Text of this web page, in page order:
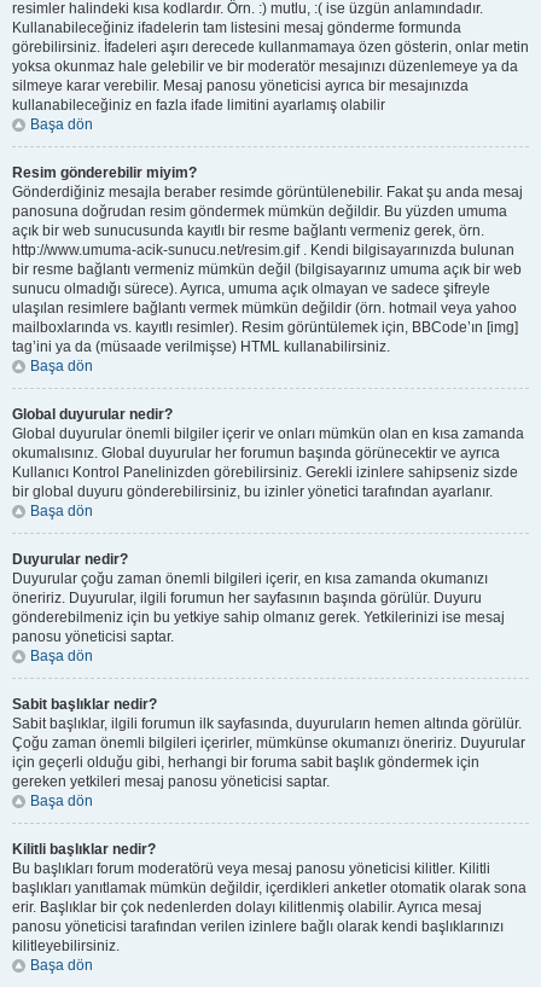
resimler halindeki kısa kodlardır. Örn. :) mutlu, :( ise üzgün anlamındadır.
Kullanabileceğiniz ifadelerin tam listesini mesaj gönderme formunda
görebilirsiniz. İfadeleri aşırı derecede kullanmamaya özen gösterin, onlar metin
yoksa okunmaz hale gelebilir ve bir moderatör mesajınızı düzenlemeye ya da
silmeye karar verebilir. Mesaj panosu yöneticisi ayrıca bir mesajınızda
kullanabileceğiniz en fazla ifade limitini ayarlamış olabilir
Başa dön
Resim gönderebilir miyim?
Gönderdiğiniz mesajla beraber resimde görüntülenebilir. Fakat şu anda mesaj
panosuna doğrudan resim göndermek mümkün değildir. Bu yüzden umuma
açık bir web sunucusunda kayıtlı bir resme bağlantı vermeniz gerek, örn.
http://www.umuma-acik-sunucu.net/resim.gif . Kendi bilgisayarınızda bulunan
bir resme bağlantı vermeniz mümkün değil (bilgisayarınız umuma açık bir web
sunucu olmadığı sürece). Ayrıca, umuma açık olmayan ve sadece şifreyle
ulaşılan resimlere bağlantı vermek mümkün değildir (örn. hotmail veya yahoo
mailboxlarında vs. kayıtlı resimler). Resim görüntülemek için, BBCode’ın [img]
tag’ini ya da (müsaade verilmişse) HTML kullanabilirsiniz.
Başa dön
Global duyurular nedir?
Global duyurular önemli bilgiler içerir ve onları mümkün olan en kısa zamanda
okumalısınız. Global duyurular her forumun başında görünecektir ve ayrıca
Kullanıcı Kontrol Panelinizden görebilirsiniz. Gerekli izinlere sahipseniz sizde
bir global duyuru gönderebilirsiniz, bu izinler yönetici tarafından ayarlanır.
Başa dön
Duyurular nedir?
Duyurular çoğu zaman önemli bilgileri içerir, en kısa zamanda okumanızı
öneririz. Duyurular, ilgili forumun her sayfasının başında görülür. Duyuru
gönderebilmeniz için bu yetkiye sahip olmanız gerek. Yetkilerinizi ise mesaj
panosu yöneticisi saptar.
Başa dön
Sabit başlıklar nedir?
Sabit başlıklar, ilgili forumun ilk sayfasında, duyuruların hemen altında görülür.
Çoğu zaman önemli bilgileri içerirler, mümkünse okumanızı öneririz. Duyurular
için geçerli olduğu gibi, herhangi bir foruma sabit başlık göndermek için
gereken yetkileri mesaj panosu yöneticisi saptar.
Başa dön
Kilitli başlıklar nedir?
Bu başlıkları forum moderatörü veya mesaj panosu yöneticisi kilitler. Kilitli
başlıkları yanıtlamak mümkün değildir, içerdikleri anketler otomatik olarak sona
erir. Başlıklar bir çok nedenlerden dolayı kilitlenmiş olabilir. Ayrıca mesaj
panosu yöneticisi tarafından verilen izinlere bağlı olarak kendi başlıklarınızı
kilitleyebilirsiniz.
Başa dön